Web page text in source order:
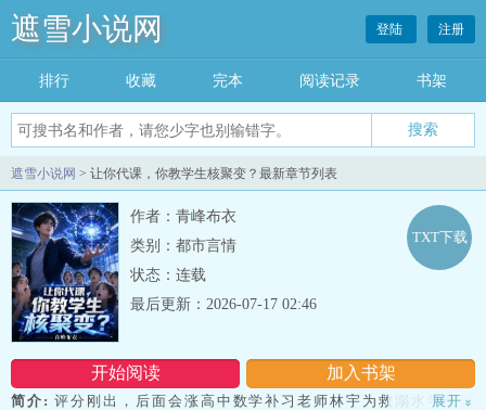
遮雪小说网 登陆 注册
排行 收藏 完本 阅读记录 书架
遮雪小说网 > 让你代课，你教学生核聚变？最新章节列表
作者：青峰布衣
类别：都市言情
状态：连载
开始阅读 加入书架
TXT下载
最后更新：2026-07-17 02:46
简介: 评分刚出，后面会涨高中数学补习老师林宇为救溺水学生而
展开 »